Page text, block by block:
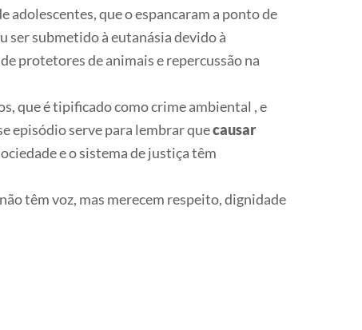
que o espancaram a ponto de
ser submetido à eutanásia devido à
protetores de animais e repercussão na
que é tipificado como crime ambiental , e
episódio serve para lembrar quecausar
e o sistema de justiça têm
têm voz, mas merecem respeito, dignidade